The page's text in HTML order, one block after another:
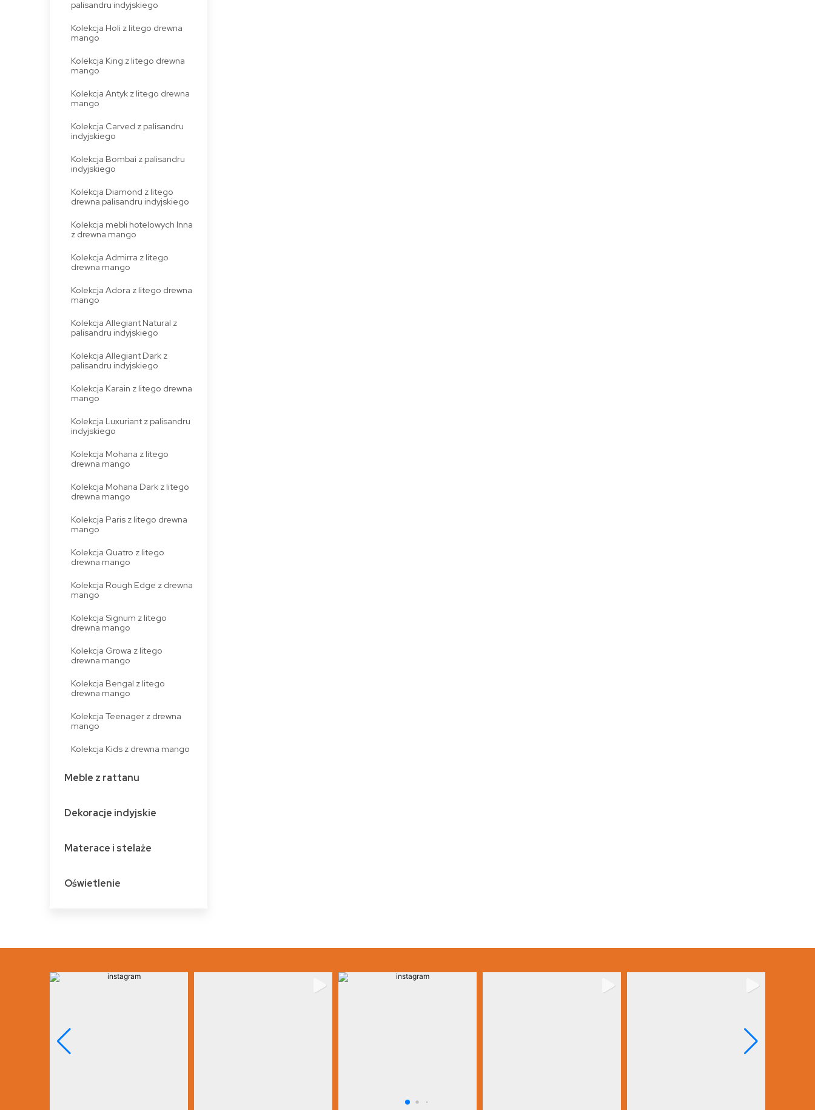
palisandru indyjskiego
Kolekcja Holi z litego drewna
mango
Kolekcja King z litego drewna
mango
Kolekcja Antyk z litego drewna
mango
Kolekcja Carved z palisandru
indyjskiego
Kolekcja Bombai z palisandru
indyjskiego
Kolekcja Diamond z litego
drewna palisandru indyjskiego
Kolekcja mebli hotelowych Inna
z drewna mango
Kolekcja Admirra z litego
drewna mango
Kolekcja Adora z litego drewna
mango
Kolekcja Allegiant Natural z
palisandru indyjskiego
Kolekcja Allegiant Dark z
palisandru indyjskiego
Kolekcja Karain z litego drewna
mango
Kolekcja Luxuriant z palisandru
indyjskiego
Kolekcja Mohana z litego
drewna mango
Kolekcja Mohana Dark z litego
drewna mango
Kolekcja Paris z litego drewna
mango
Kolekcja Quatro z litego
drewna mango
Kolekcja Rough Edge z drewna
mango
Kolekcja Signum z litego
drewna mango
Kolekcja Growa z litego
drewna mango
Kolekcja Bengal z litego
drewna mango
Kolekcja Teenager z drewna
mango
Kolekcja Kids z drewna mango
Meble z rattanu
Dekoracje indyjskie
Materace i stelaże
Oświetlenie